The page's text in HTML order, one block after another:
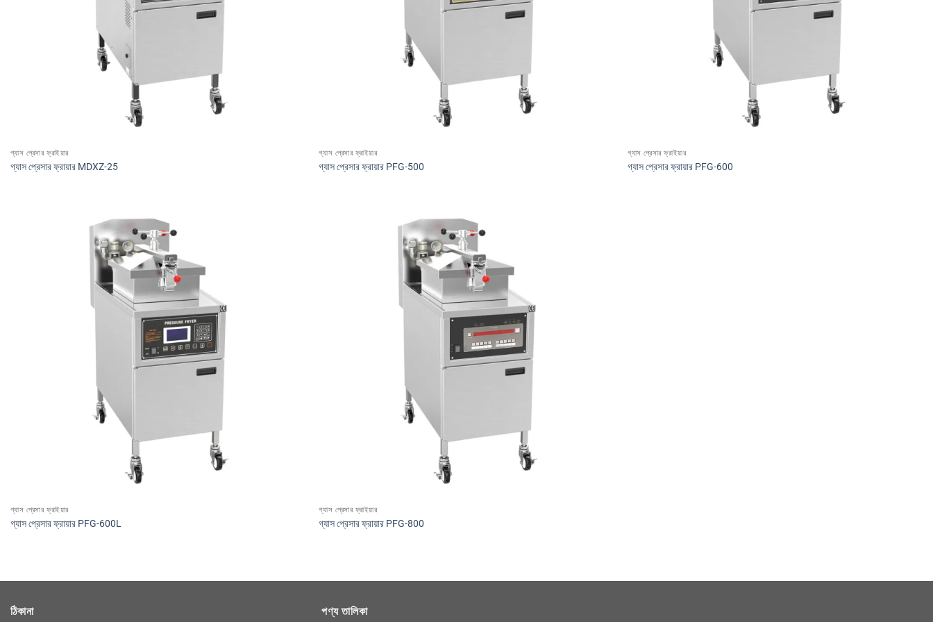
গ্যাস প্রেসার ফ্রাইয়ার
গ্যাস প্রেসার ফ্রায়ার MDXZ-25
গ্যাস প্রেসার ফ্রাইয়ার
গ্যাস প্রেসার ফ্রায়ার PFG-500
গ্যাস প্রেসার ফ্রাইয়ার
গ্যাস প্রেসার ফ্রায়ার PFG-600
গ্যাস প্রেসার ফ্রাইয়ার
গ্যাস প্রেসার ফ্রায়ার PFG-600L
গ্যাস প্রেসার ফ্রাইয়ার
গ্যাস প্রেসার ফ্রায়ার PFG-800
ঠিকানা পণ্য তালিকা